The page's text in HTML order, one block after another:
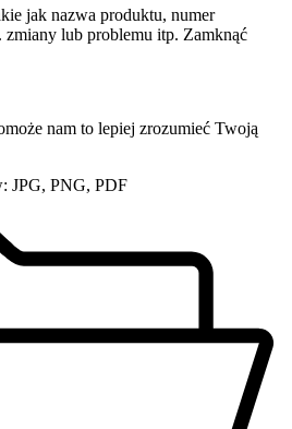
jak nazwa produktu, numer
zmiany lub problemu itp. Zamknąć
nam to lepiej zrozumieć Twoją
JPG, PNG, PDF